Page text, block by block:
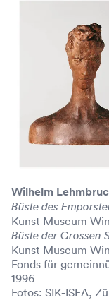
Wilhelm
Büste des
Kunst Museum
Büste der Grossen
Kunst Museum
Fonds für
1996
Fotos: SIK-ISEA,